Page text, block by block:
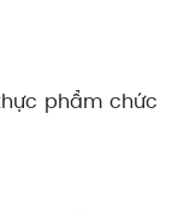
phẩm chức